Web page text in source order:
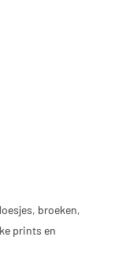
broeken,
prints en